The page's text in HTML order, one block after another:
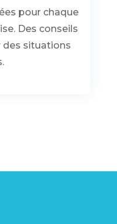
pour chaque
Des conseils
des situations